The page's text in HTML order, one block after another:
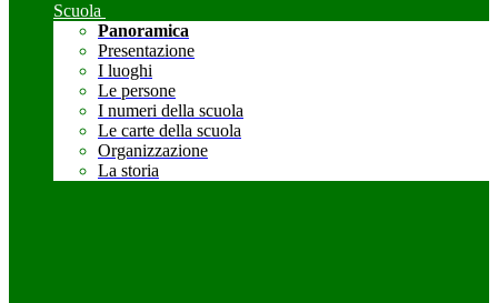
Scuola
Panoramica
Presentazione
I luoghi
Le persone
I numeri della scuola
Le carte della scuola
Organizzazione
La storia